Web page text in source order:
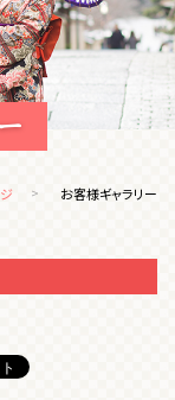
お客様ギャラリー